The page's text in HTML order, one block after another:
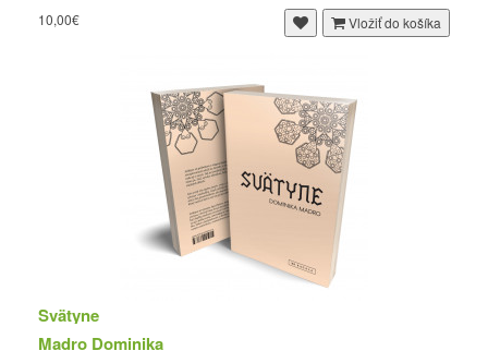
10,00€ Vložiť do košíka
Svätyne
Madro Dominika